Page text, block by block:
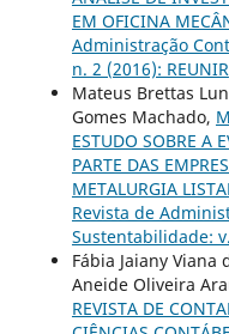
EM OFICINA
Administração
n. 2 (2016): REUNIR
Mateus Brettas
Gomes Machado,
ESTUDO SOBRE A
PARTE DAS
METALURGIA
Revista de
Sustentabilidade:
Fábia Jaiany Viana
Aneide Oliveira
REVISTA DE